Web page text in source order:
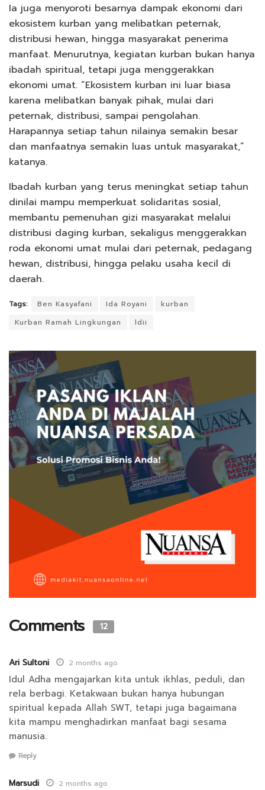
Ia juga menyoroti besarnya dampak ekonomi dari
ekosistem kurban yang melibatkan peternak,
distribusi hewan, hingga masyarakat penerima
manfaat. Menurutnya, kegiatan kurban bukan hanya
ibadah spiritual, tetapi juga menggerakkan
ekonomi umat. “Ekosistem kurban ini luar biasa
karena melibatkan banyak pihak, mulai dari
peternak, distribusi, sampai pengolahan.
Harapannya setiap tahun nilainya semakin besar
dan manfaatnya semakin luas untuk masyarakat,”
katanya.
Ibadah kurban yang terus meningkat setiap tahun
dinilai mampu memperkuat solidaritas sosial,
membantu pemenuhan gizi masyarakat melalui
distribusi daging kurban, sekaligus menggerakkan
roda ekonomi umat mulai dari peternak, pedagang
hewan, distribusi, hingga pelaku usaha kecil di
daerah.
Tags: Ben Kasyafani Ida Royani
kurban
Kurban Ramah Lingkungan
ldii
Comments 12
Ari Sultoni 2 months ago
Idul Adha mengajarkan kita untuk ikhlas, peduli, dan
rela berbagi. Ketakwaan bukan hanya hubungan
spiritual kepada Allah SWT, tetapi juga bagaimana
kita mampu menghadirkan manfaat bagi sesama
manusia.
Reply
Marsudi 2 months ago